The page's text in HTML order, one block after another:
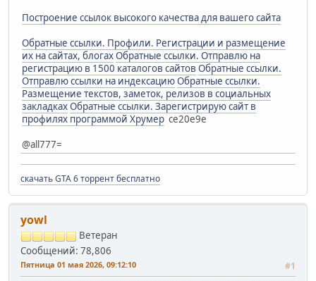
Построение ссылок высокого качества для вашего сайта
Обратные ссылки. Профили. Регистрации и размещение
их на сайтах, блогахОбратные ссылки. Отправлю на
регистрацию в 1500 каталогов сайтов Обратные ссылки.
Отправлю ссылки на индексациюОбратные ссылки.
Размещение текстов, заметок, релизов в социальных
закладкахОбратные ссылки. Зарегистрирую сайт в
профилях программой Хрумер ce20e9e
@all777=
скачать GTA 6 торрент бесплатно
yowl
Ветеран
Сообщений: 78,806
Пятница 01 мая 2026, 09:12:10 #1